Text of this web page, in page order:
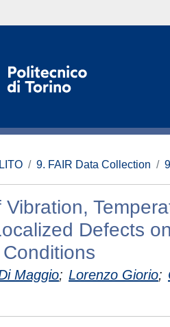
9. FAIR Data Collection
Vibration,
Defects
Maggio; Lorenzo Giorio;